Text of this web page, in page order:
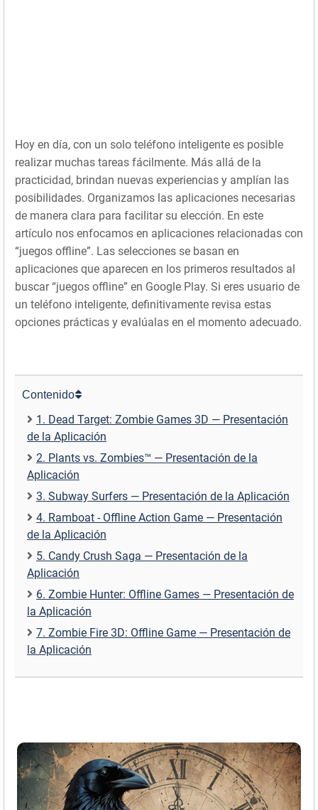
Hoy en día, con un solo teléfono inteligente es posible
realizar muchas tareas fácilmente. Más allá de la
practicidad, brindan nuevas experiencias y amplían las
posibilidades. Organizamos las aplicaciones necesarias
de manera clara para facilitar su elección. En este
artículo nos enfocamos en aplicaciones relacionadas con
“juegos offline”. Las selecciones se basan en
aplicaciones que aparecen en los primeros resultados al
buscar “juegos offline” en Google Play. Si eres usuario de
un teléfono inteligente, definitivamente revisa estas
opciones prácticas y evalúalas en el momento adecuado.
Contenido
1. Dead Target: Zombie Games 3D — Presentación
de la Aplicación
2. Plants vs. Zombies™ — Presentación de la
Aplicación
3. Subway Surfers — Presentación de la Aplicación
4. Ramboat - Offline Action Game — Presentación
de la Aplicación
5. Candy Crush Saga — Presentación de la
Aplicación
6. Zombie Hunter: Offline Games — Presentación de
la Aplicación
7. Zombie Fire 3D: Offline Game — Presentación de
la Aplicación